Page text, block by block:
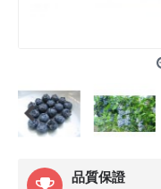
品質保證